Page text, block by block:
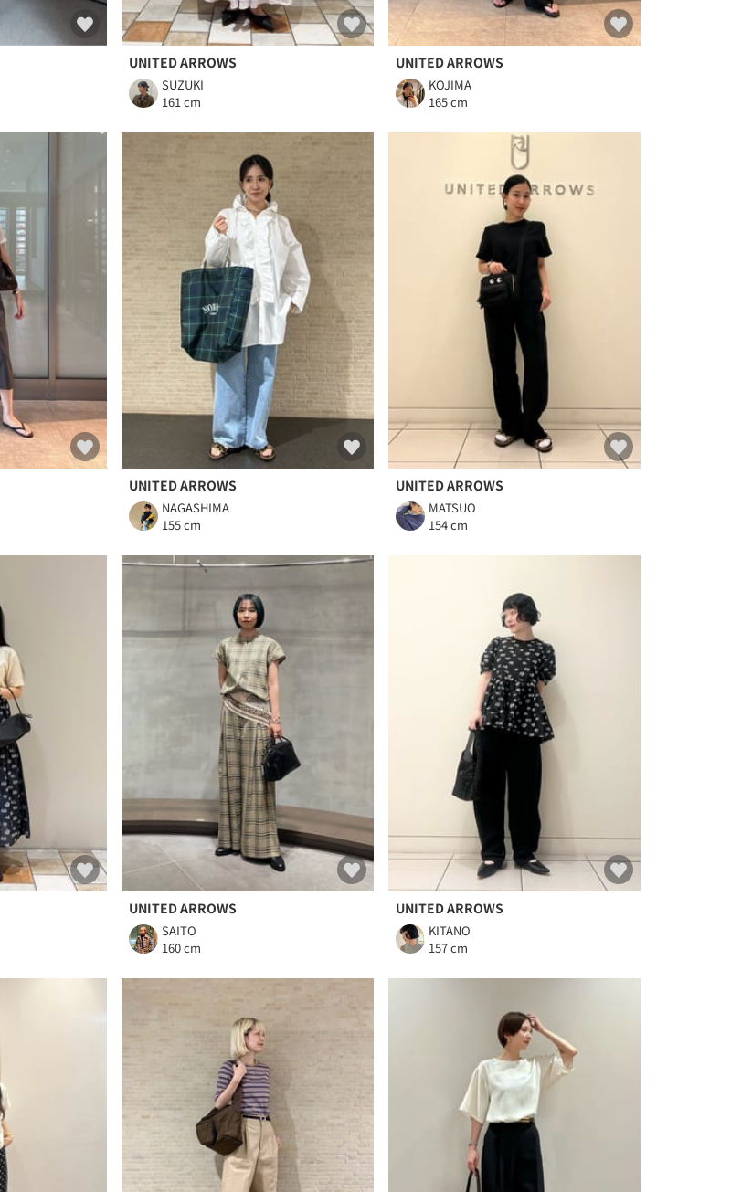
UNITED ARROWS
SUZUKI
161 cm
UNITED ARROWS
KOJIMA
165 cm
UNITED ARROWS
NAGASHIMA
155 cm
UNITED ARROWS
MATSUO
154 cm
UNITED ARROWS
SAITO
160 cm
UNITED ARROWS
KITANO
157 cm